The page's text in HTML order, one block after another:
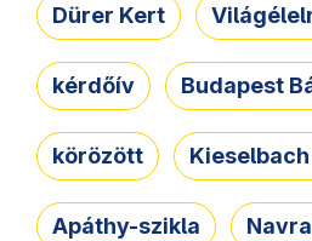
Dürer Kert
kérdőív Budapest
körözött
Apáthy-szikla